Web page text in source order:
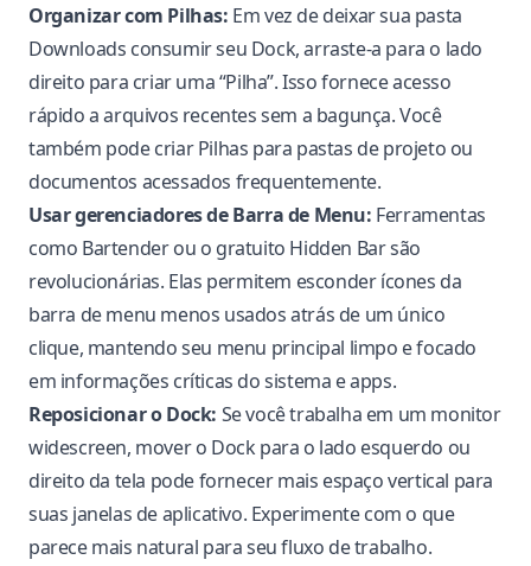
Organizar com Pilhas: Em vez de deixar sua pasta
Downloads consumir seu Dock, arraste-a para o lado
direito para criar uma “Pilha”. Isso fornece acesso
rápido a arquivos recentes sem a bagunça. Você
também pode criar Pilhas para pastas de projeto ou
documentos acessados frequentemente.
Usar gerenciadores de Barra de Menu: Ferramentas
como Bartender ou o gratuito Hidden Bar são
revolucionárias. Elas permitem esconder ícones da
barra de menu menos usados atrás de um único
clique, mantendo seu menu principal limpo e focado
em informações críticas do sistema e apps.
Reposicionar o Dock: Se você trabalha em um monitor
widescreen, mover o Dock para o lado esquerdo ou
direito da tela pode fornecer mais espaço vertical para
suas janelas de aplicativo. Experimente com o que
parece mais natural para seu fluxo de trabalho.